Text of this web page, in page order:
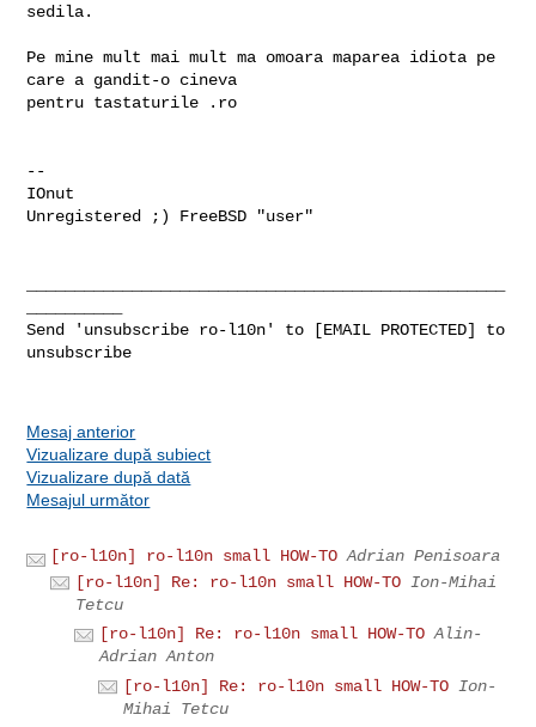
sedila.
Pe mine mult mai mult ma omoara maparea idiota pe
care a gandit-o cineva
pentru tastaturile .ro
--
IOnut
Unregistered ;) FreeBSD "user"
Send 'unsubscribe ro-l10n' to [EMAIL PROTECTED] to
unsubscribe
Mesaj anterior
Vizualizare după subiect
Vizualizare după dată
Mesajul următor
[ro-l10n] ro-l10n small HOW-TO Adrian Penisoara
[ro-l10n] Re: ro-l10n small HOW-TO Ion-Mihai
Tetcu
[ro-l10n] Re: ro-l10n small HOW-TO Alin-
Adrian Anton
[ro-l10n] Re: ro-l10n small HOW-TO Ion-
Mihai Tetcu